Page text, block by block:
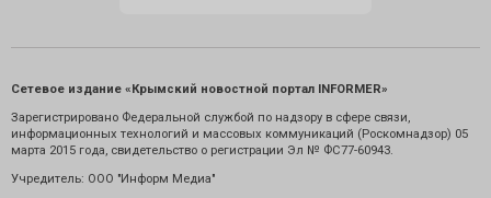
Сетевое издание «Крымский новостной портал INFORMER»
Зарегистрировано Федеральной службой по надзору в сфере связи,
информационных технологий и массовых коммуникаций (Роскомнадзор) 05
марта 2015 года, свидетельство о регистрации Эл № ФС77-60943.
Учредитель: ООО "Информ Медиа"